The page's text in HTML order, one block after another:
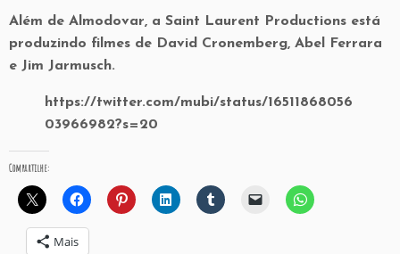
Além de Almodovar, a Saint Laurent Productions está
produzindo filmes de David Cronemberg, Abel Ferrara
e Jim Jarmusch.
https://twitter.com/mubi/status/16511868056
03966982?s=20
Compartilhe:
Mais